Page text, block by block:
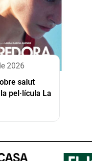
2026
salut
pel·lícula La